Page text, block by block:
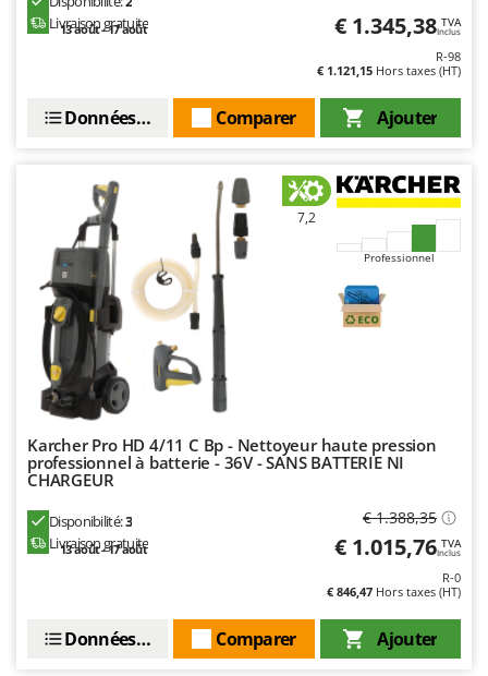
Livraison gratuite
13 août - 17 août € 1.345,38 TVA
Inclus
R-98
€ 1.121,15 Hors taxes (HT)
Ajouter
Comparer
Données techniques
7,2
Professionnel
Karcher Pro HD 4/11 C Bp - Nettoyeur haute pression
professionnel à batterie - 36V - SANS BATTERIE NI
CHARGEUR
Disponibilité:3
Livraison gratuite
13 août - 17 août
€ 1.388,35
€ 1.015,76 TVA
Inclus
R-0
€ 846,47 Hors taxes (HT)
Ajouter
Comparer
Données techniques